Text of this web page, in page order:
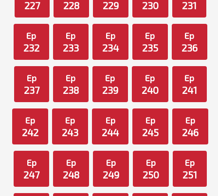
227 228 229 230 231
Ep
232
Ep
233
Ep
234
Ep
235
Ep
236
Ep
237
Ep
238
Ep
239
Ep
240
Ep
241
Ep
242
Ep
243
Ep
244
Ep
245
Ep
246
Ep
247
Ep
248
Ep
249
Ep
250
Ep
251